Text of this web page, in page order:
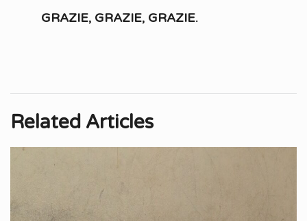
GRAZIE, GRAZIE, GRAZIE.
Related Articles